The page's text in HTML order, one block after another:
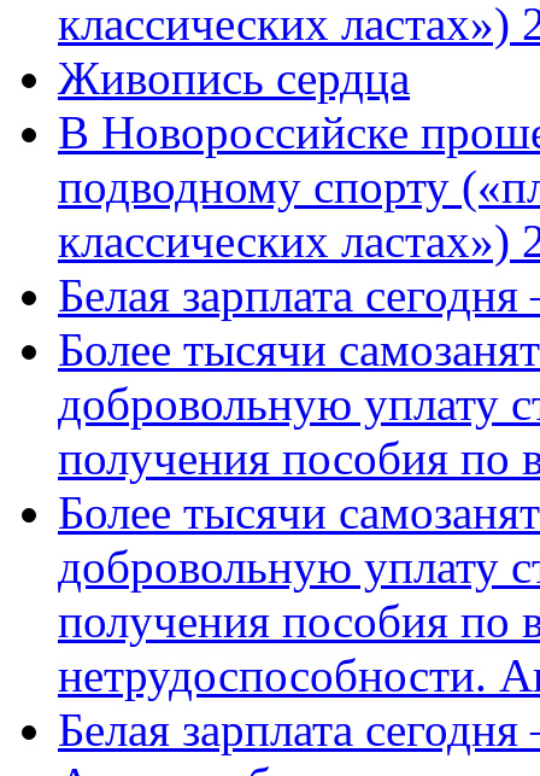
классических
Живопись сердца
В Новороссийске
подводному спорту
классических ластах»)
Белая зарплата
Более тысячи
добровольную уплату
получения пособия по
Более тысячи
добровольную уплату
получения пособия по
нетрудоспособности.
Белая зарплата